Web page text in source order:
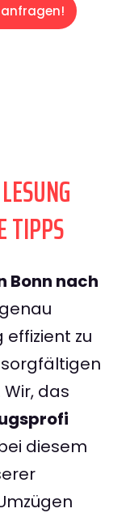
TIPPS
Bonn nach
effizient zu
das
diesem